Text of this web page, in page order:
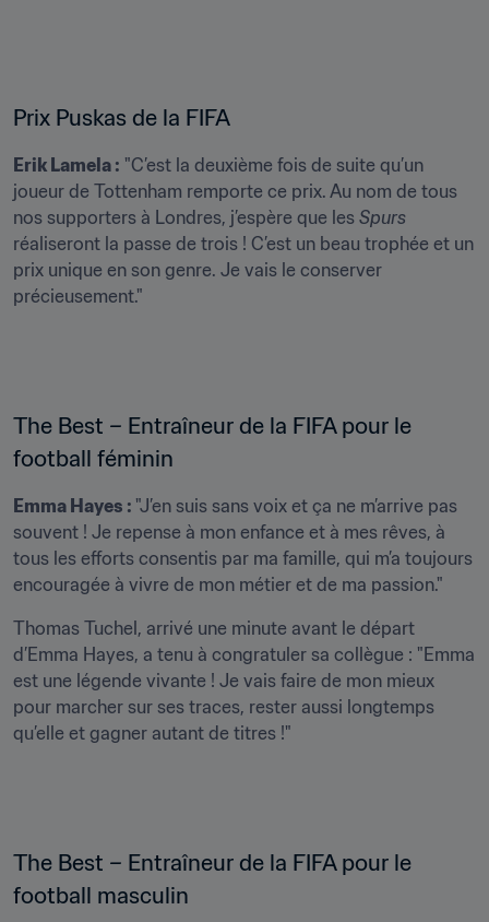
Prix Puskas de la FIFA
Erik Lamela : "C’est la deuxième fois de suite qu’un
joueur de Tottenham remporte ce prix. Au nom de tous
nos supporters à Londres, j’espère que les
réaliseront la passe de trois ! C’est un beau trophée et un
prix unique en son genre. Je vais le conserver
précieusement."
The Best – Entraîneur de la FIFA pour le
football féminin
Emma Hayes : "J’en suis sans voix et ça ne m’arrive pas
souvent ! Je repense à mon enfance et à mes rêves, à
tous les efforts consentis par ma famille, qui m’a toujours
encouragée à vivre de mon métier et de ma passion."
Thomas Tuchel, arrivé une minute avant le départ
d’Emma Hayes, a tenu à congratuler sa collègue : "Emma
est une légende vivante ! Je vais faire de mon mieux
pour marcher sur ses traces, rester aussi longtemps
qu’elle et gagner autant de titres !"
The Best – Entraîneur de la FIFA pour le
football masculin